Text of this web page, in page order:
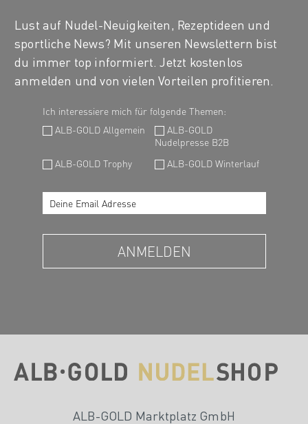
Lust auf Nudel-Neuigkeiten, Rezeptideen und
sportliche News? Mit unseren Newslettern bist
du immer top informiert. Jetzt kostenlos
anmelden und von vielen Vorteilen profitieren.
ALB-GOLD Marktplatz GmbH